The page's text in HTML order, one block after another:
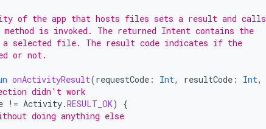
of the app that hosts files sets a result and calls
is invoked. The returned Intent contains the
a selected file. The result code indicates if the
or not.
onActivityResult(requestCode : Int, resultCode : Int,
didn't work
!= Activity.RESULT_OK)
{
doing anything else